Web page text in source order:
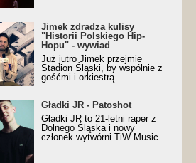
zdradza kulisy "Historii
Hip-Hopu" - wywiad
Jimek zdradza kulisy
"Historii Polskiego Hip-
Hopu" - wywiad
Już jutro Jimek przejmie
Stadion Śląski, by wspólnie z
gośćmi i orkiestrą...
JR - Patoshot
Gładki JR - Patoshot
Gładki JR to 21-letni raper z
Dolnego Śląska i nowy
członek wytwórni TiW Music...